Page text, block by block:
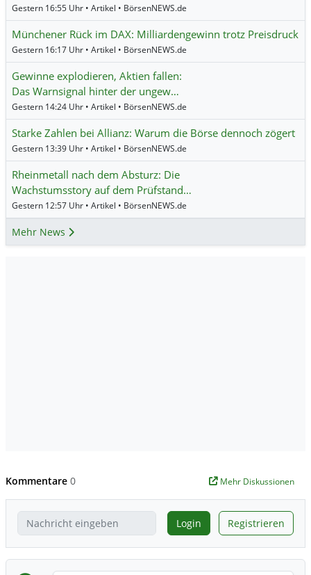
Gestern 16:55 Uhr • Artikel • BörsenNEWS.de
Münchener Rück im DAX: Milliardengewinn trotz Preisdruck
Gestern 16:17 Uhr • Artikel • BörsenNEWS.de
Gewinne explodieren, Aktien fallen:
Das Warnsignal hinter der ungew…
Gestern 14:24 Uhr • Artikel • BörsenNEWS.de
Starke Zahlen bei Allianz: Warum die Börse dennoch zögert
Gestern 13:39 Uhr • Artikel • BörsenNEWS.de
Rheinmetall nach dem Absturz: Die
Wachstumsstory auf dem Prüfstand…
Gestern 12:57 Uhr • Artikel • BörsenNEWS.de
Mehr News
Kommentare 0 Mehr Diskussionen
Login Registrieren